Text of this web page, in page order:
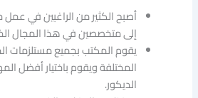
أصبح الكثير من الراغبين في
إلى متخصصين في هذا المجال
يقوم المكتب بجميع مستلزمات
المختلفة ويقوم باختيار أفضل
الديكور.